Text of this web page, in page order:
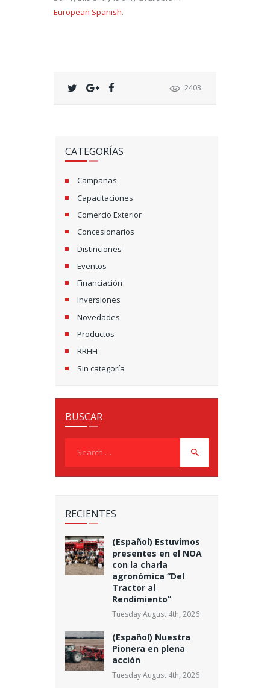
European Spanish.
2403
CATEGORÍAS
Campañas
Capacitaciones
Comercio Exterior
Concesionarios
Distinciones
Eventos
Financiación
Inversiones
Novedades
Productos
RRHH
Sin categoría
BUSCAR
RECIENTES
(Español) Estuvimos
presentes en el NOA
con la charla
agronómica “Del
Tractor al
Rendimiento”
Tuesday August 4th, 2026
(Español) Nuestra
Pionera en plena
acción
Tuesday August 4th, 2026